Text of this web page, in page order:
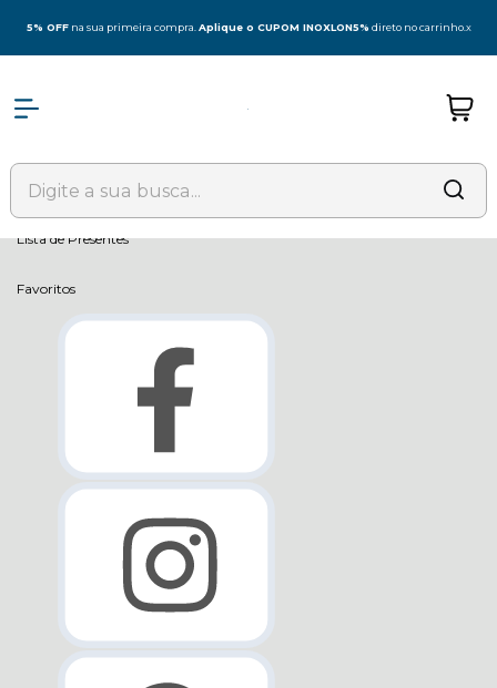
Fale Conosco
Lista de Presentes
Favoritos
5% OFF na sua primeira compra.Aplique o CUPOM INOXLON5% direto no carrinho.x